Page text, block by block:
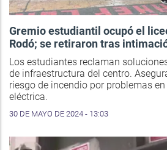
Gremio estudiantil ocupó el
Rodó; se retiraron tras
Los estudiantes reclaman
de infraestructura del centro.
riesgo de incendio por problemas
eléctrica.
30 DE MAYO DE 2024 - 13:03